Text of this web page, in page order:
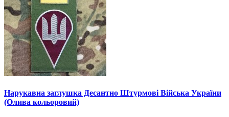
Нарукавна заглушка Десантно Штурмові Війська України
(Олива кольоровий)